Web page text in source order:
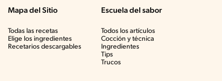
Mapa del Sitio
Todas las recetas
Elige los ingredientes
Recetarios descargables
Escuela del sabor
Todos los artículos
Cocción y técnica
Ingredientes
Tips
Trucos